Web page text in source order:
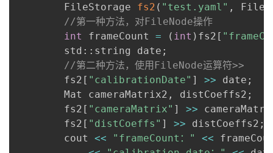
     	FileStorage
fs2 ( "test.yaml" ,
//第一种方法，对FileNode操作
int
frameCount = ( int ) fs2 [
     	std
:: string date ;
//第二种方法，使用FileNode运算符>>
      	fs2
[ "calibrationDate" ] >> date ;
      	Mat cameraMatrix2
, distCoeffs2 ;
      	fs2
[ "cameraMatrix" ] >>
      	fs2
[ "distCoeffs" ] >> distCoeffs2 ;
     	cout
<< "frameCount：" <<